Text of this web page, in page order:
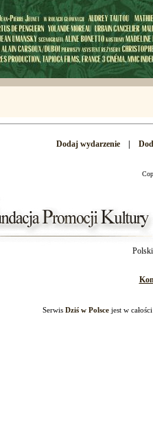
Dodaj wydarzenie
Serwis Dziś w Polscejest w